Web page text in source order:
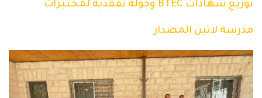
توزيع شهادات BTEC وجولة تفقديّة لمختبرات
مدرسة لاتين المصدار